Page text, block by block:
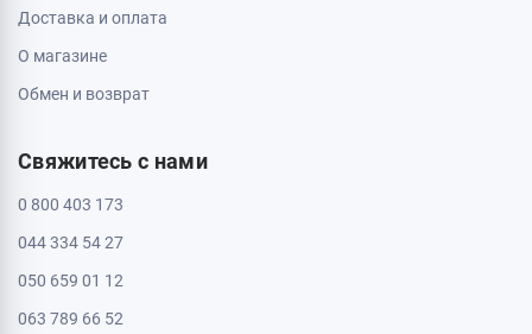
Доставка и оплата
О магазине
Обмен и возврат
Свяжитесь с нами
0 800 403 173
044 334 54 27
050 659 01 12
063 789 66 52